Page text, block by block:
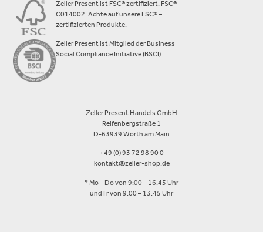
Zeller Present ist FSC® zertifiziert. FSC®
C014002. Achte auf unsere FSC® –
zertifizierten Produkte.
Zeller Present ist Mitglied der Business
Social Compliance Initiative (BSCI).
Zeller Present Handels GmbH
Reifenbergstraße 1
D-63939 Wörth am Main
+49 (0) 93 72 98 90 0
kontakt@zeller-shop.de
* Mo – Do von 9:00 – 16.45 Uhr
und Fr von 9:00 – 13:45 Uhr